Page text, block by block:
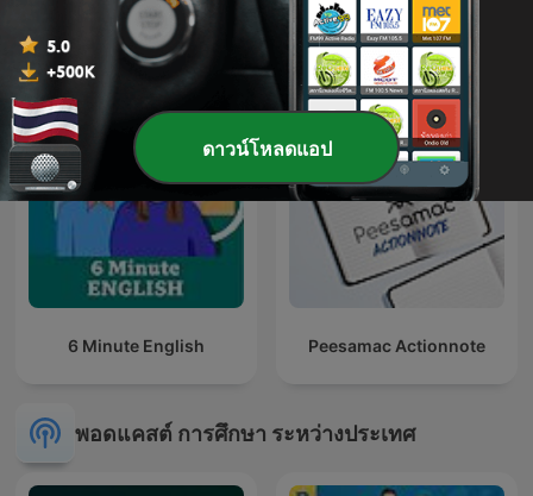
Good Night #ฟังก่อนนอน
British Council - Teaching
English
6 Minute English Peesamac Actionnote
พอดแคสต์ การศึกษา ระหว่างประเทศ
ดาวน์โหลดแอป